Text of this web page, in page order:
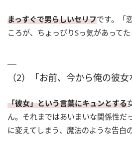
まっすぐで男らしいセリフです。「
ころが、ちょっぴりSっ気があって
（2）「お前、今から俺の彼女
「彼女」という言葉にキュンとする
ん。それまではあいまいな関係性だ
に変えてしまう、魔法のような告白